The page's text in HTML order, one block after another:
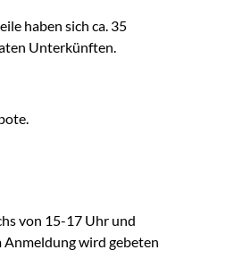
haben sich ca. 35
Unterkünften.
von 15-17 Uhr und
wird gebeten